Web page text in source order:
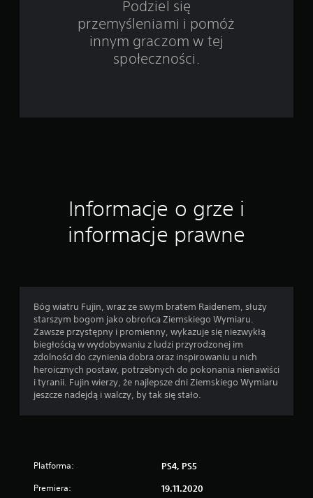
Podziel się
przemyśleniami i pomóż
innym graczom w tej
społeczności.
Informacje o grze i
informacje prawne
Bóg wiatru Fujin, wraz ze swym bratem Raidenem, służy
starszym bogom jako obrońca Ziemskiego Wymiaru.
Zawsze przystępny i promienny, wykazuje się niezwykłą
biegłością w wydobywaniu z ludzi przyrodzonej im
zdolności do czynienia dobra oraz inspirowaniu u nich
heroicznych postaw, potrzebnych do pokonania nienawiści
i tyranii. Fujin wierzy, że najlepsze dni Ziemskiego Wymiaru
jeszcze nadejdą i walczy, by tak się stało.
Platforma: PS4, PS5
Premiera: 19.11.2020